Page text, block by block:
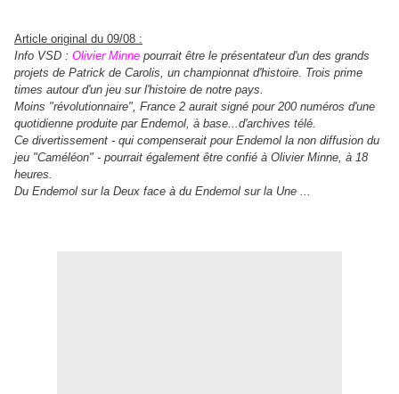
Article original du 09/08 :
Info VSD : Olivier Minne pourrait être le présentateur d'un des grands
projets de Patrick de Carolis, un championnat d'histoire. Trois prime
times autour d'un jeu sur l'histoire de notre pays.
Moins "révolutionnaire", France 2 aurait signé pour 200 numéros d'une
quotidienne produite par Endemol, à base...d'archives télé.
Ce divertissement - qui compenserait pour Endemol la non diffusion du
jeu "Caméléon" - pourrait également être confié à Olivier Minne, à 18
heures.
Du Endemol sur la Deux face à du Endemol sur la Une ...